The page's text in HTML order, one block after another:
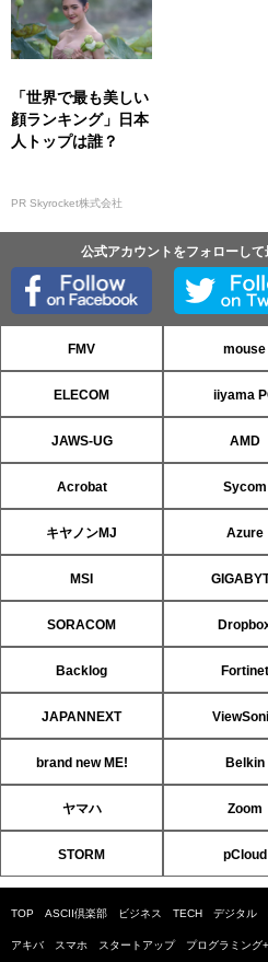
「世界で最も美しい
顔ランキング」日本
人トップは誰？
PR Skyrocket株式会社
公式アカウントをフォローし
FMV mouse
ELECOM iiyama
JAWS-UG AMD
Acrobat Sycom
キヤノンMJ Azure
MSI
SORACOM
Backlog Fortinet
JAPANNEXT
brand new ME! Belkin
ヤマハ Zoom
STORM pCloud
TOP ASCII倶楽部 ビジネス TECH デジタル
アキバ スマホ スタートアップ プログラミング+